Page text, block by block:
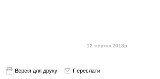
12 жовтня 2013р.
Версія для друку Переслати